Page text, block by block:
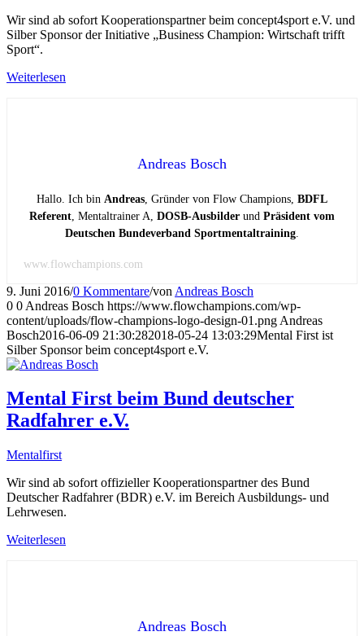
Wir sind ab sofort Kooperationspartner beim concept4sport e.V. und
Silber Sponsor der Initiative „Business Champion: Wirtschaft trifft
Sport“.
Weiterlesen
Andreas Bosch
Hallo. Ich bin Andreas , Gründer von Flow Champions, BDFL
Referent , Mentaltrainer A, DOSB-Ausbilder und Präsident vom
Deutschen Bundeverband Sportmentaltraining
www.flowchampions.com
9. Juni 2016/0 Kommentare/von Andreas Bosch
0 0 Andreas Bosch https://www.flowchampions.com/wp-
content/uploads/flow-champions-logo-design-01.png Andreas
Bosch2016-06-09 21:30:282018-05-24 13:03:29Mental First ist
Silber Sponsor beim concept4sport e.V.
Mental First beim Bund deutscher
Radfahrer e.V.
Mentalfirst
Wir sind ab sofort offizieller Kooperationspartner des Bund
Deutscher Radfahrer (BDR) e.V. im Bereich Ausbildungs- und
Lehrwesen.
Weiterlesen
Andreas Bosch